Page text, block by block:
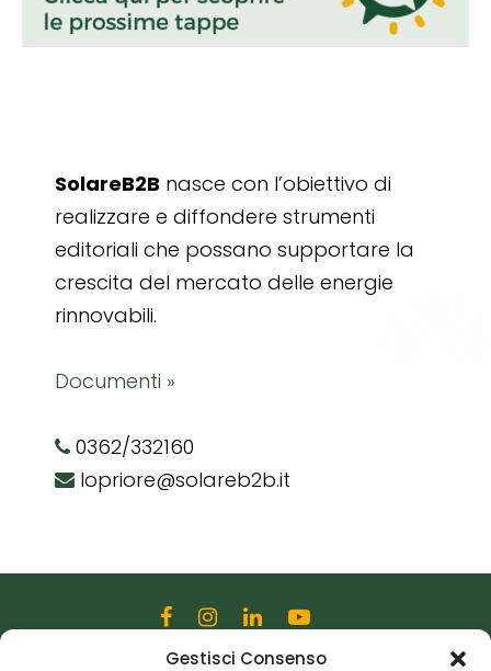
Gestisci Consenso
SolareB2B nasce con l’obiettivo di
realizzare e diffondere strumenti
editoriali che possano supportare la
crescita del mercato delle energie
rinnovabili.
Documenti »
0362/332160
lopriore@solareb2b.it